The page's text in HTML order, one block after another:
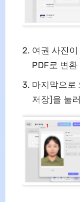
여권 사진
PDF로 변환
마지막으로
저장]을 눌